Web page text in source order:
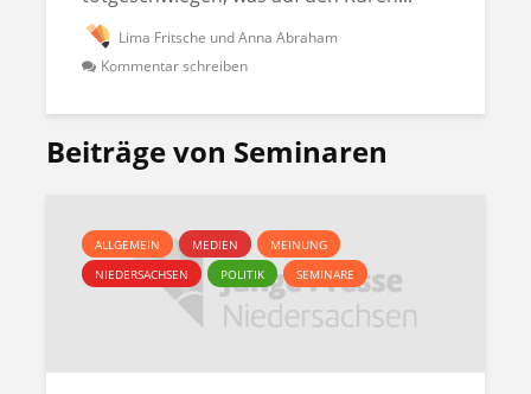
Lima Fritsche und Anna Abraham
Kommentar schreiben
Beiträge von Seminaren
ALLGEMEIN MEDIEN
MEINUNG
NIEDERSACHSEN
POLITIK SEMINARE